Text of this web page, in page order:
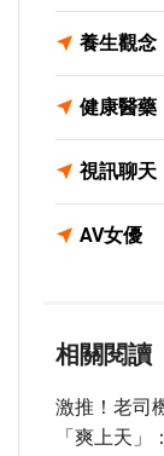
養生觀念
健康醫藥
視訊聊天
AV女優
相關閱讀
激推！老司
「爽上天」